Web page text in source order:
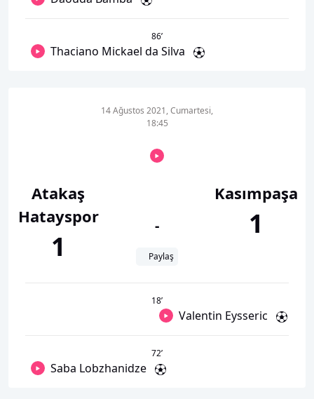
86’
Thaciano Mickael da Silva
Atakaş
Hatayspor
1
14 Ağustos 2021, Cumartesi,
18:45
-
Paylaş
Kasımpaşa
1
18’
Valentin Eysseric
72’
Saba Lobzhanidze